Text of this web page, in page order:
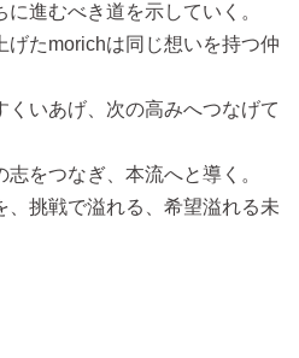
進むべき道を示していく。
げたmorichは同じ想いを持つ仲
いあげ、次の高みへつなげて
をつなぎ、本流へと導く。
、挑戦で溢れる、希望溢れる未